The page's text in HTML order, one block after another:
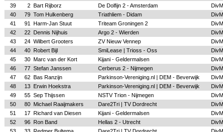
39
2 Bart Rijborz De Dolfijn 2 - Amsterdam
DivM
40
79 Tom Hulkenberg Triathliem - Didam
DivM
41
91 Harm-Jan Stuut Triteam Groningen 2
DivM
42
22 Dennis Nijhuis Argo 2 - Wierden
DivM
43
24 Wilbert Grooters ZV Nieuw Vennep
DivM
44
40 Robert Bijl SmiLease | Trioss - Oss
DivM
45
30 Marc van der Kort Kijani - Geldermalsen
DivM
46
77 Stefan Janssen Cerberus 2 - Nijmegen
DivM
47
62 Bas Ranzijn Parkinson-Vereniging.nl | DEM - Beverwijk
DivM
48
13 Erwin Hoekstra Parkinson-Vereniging.nl | DEM - Beverwijk
DivM
49
55 Sep Thijssen NSTV Trion - Nijmegen
DivM
50
80 Michael Raaijmakers Dare2Tri | TV Dordrecht
DivM
51
17 Richard van Diesen Kijani - Geldermalsen
DivM
52
96 Ron Band Hellas 2 - Utrecht
DivM